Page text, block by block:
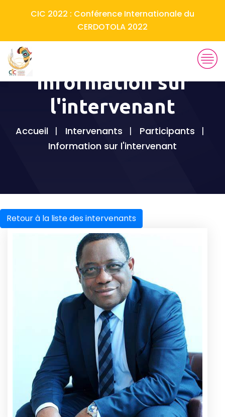
CIC 2022 : Conférence Internationale du
CERDOTOLA 2022
Information sur
l'intervenant
Accueil Intervenants
Participants
Information sur l'intervenant
Retour à la liste des intervenants